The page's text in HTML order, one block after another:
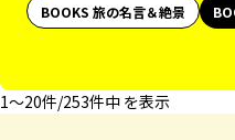
BOOKS 旅の名言＆絶景
1〜20件/253件中 を表示